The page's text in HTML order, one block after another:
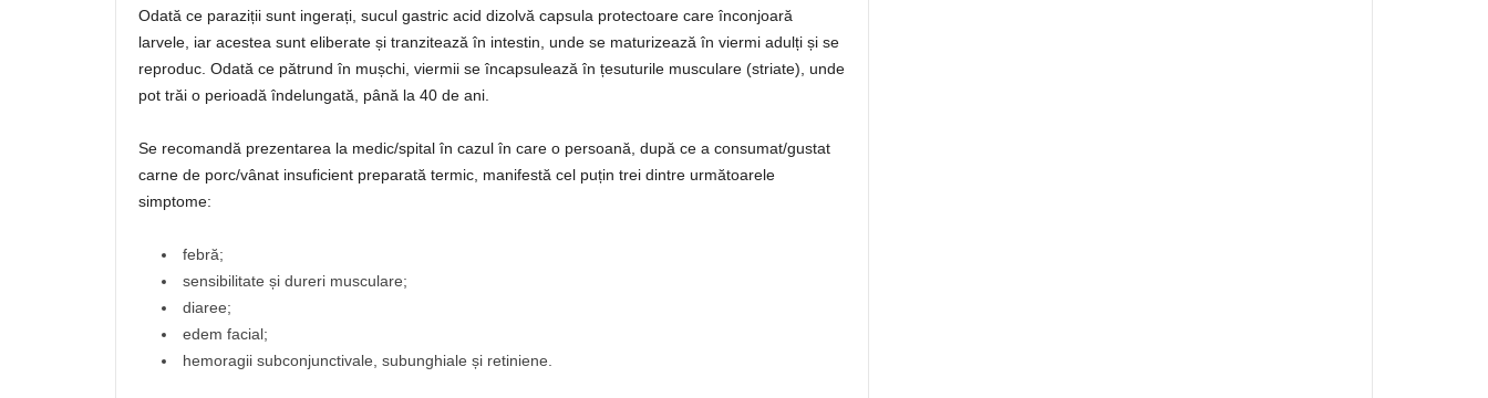
Odată ce paraziții sunt ingerați, sucul gastric acid dizolvă capsula protectoare care înconjoară
larvele, iar acestea sunt eliberate și tranzitează în intestin, unde se maturizează în viermi adulți și se
reproduc. Odată ce pătrund în mușchi, viermii se încapsulează în țesuturile musculare (striate), unde
pot trăi o perioadă îndelungată, până la 40 de ani.
Se recomandă prezentarea la medic/spital în cazul în care o persoană, după ce a consumat/gustat
carne de porc/vânat insuficient preparată termic, manifestă cel puțin trei dintre următoarele
simptome:
febră;
sensibilitate și dureri musculare;
diaree;
edem facial;
hemoragii subconjunctivale, subunghiale și retiniene.